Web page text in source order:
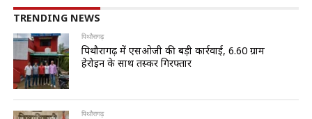
TRENDING NEWS
पिथौरागढ़
पिथौरागढ़ में एसओजी की बड़ी कार्रवाई, 6.60 ग्राम
हेरोइन के साथ तस्कर गिरफ्तार
पिथौरागढ़